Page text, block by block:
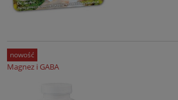
Magnez i GABA
nowość